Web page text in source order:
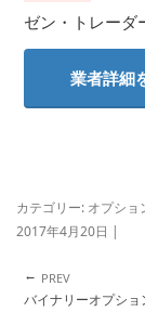
ゼン・トレーダ
業者詳細
カテゴリー: オプショ
2017年4月20日 |
投稿ナビゲーシ
←
バイナリーオプシ